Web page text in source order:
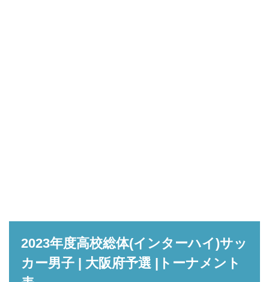
2023年度高校総体(インターハイ)サッ
カー男子 | 大阪府予選 |トーナメント